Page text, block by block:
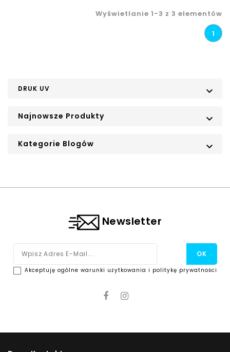
Wyświetlanie 1-3 z 3 elementów
1
DRUK UV 
Najnowsze Produkty 
Kategorie Blogów 
Newsletter
Akceptuję ogólne warunki użytkowania i politykę prywatności